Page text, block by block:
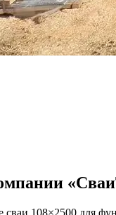
сваи 108×2500 для